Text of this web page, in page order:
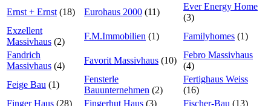
Ernst + Ernst (18) Eurohaus 2000 (11)
Ever Energy Home
(3)
Exzellent
Massivhaus (2)
F.M.Immobilien (1) Familyhomes (1)
Fandrich
Massivhaus (4)
Favorit Massivhaus (10)
Febro Massivhaus
(4)
Feige Bau (1)
Fensterle
Bauunternehmen (2)
Fertighaus Weiss
(16)
Finger Haus (28) Fingerhut Haus (3) Fischer-Bau (13)